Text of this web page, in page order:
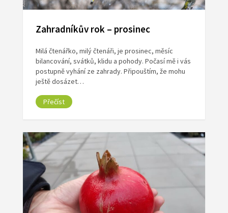
Zahradníkův rok – prosinec
Milá čtenářko, milý čtenáři, je prosinec, měsíc
bilancování, svátků, klidu a pohody. Počasí mě i vás
postupně vyhání ze zahrady. Připouštím, že mohu
ještě dosázet…
Přečíst